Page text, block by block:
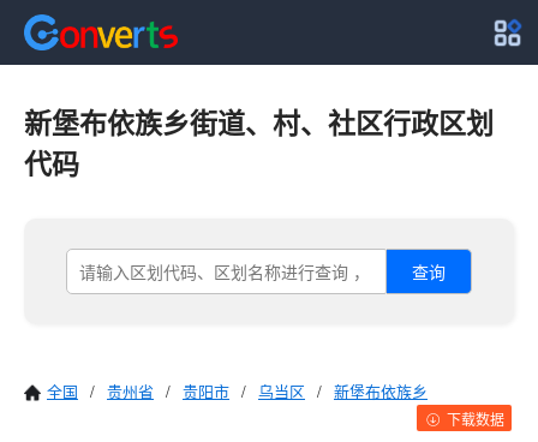
新堡布依族乡街道、村、社区行政区划
代码
查询
全国 / 贵州省 / 贵阳市 / 乌当区 / 新堡布依族乡
下载数据